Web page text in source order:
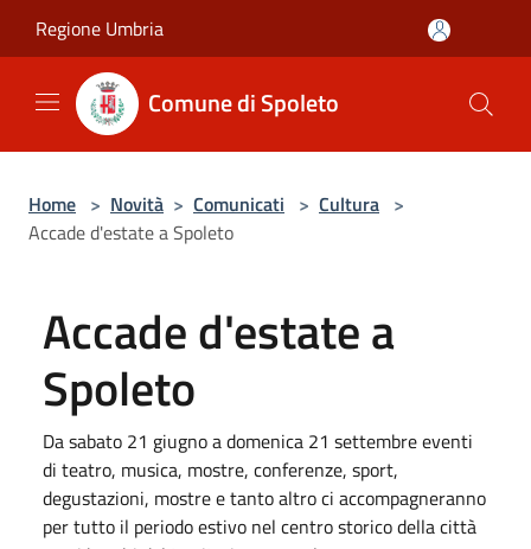
Regione Umbria
Comune di Spoleto
Home > Novità > Comunicati > Cultura >
Accade d'estate a Spoleto
Accade d'estate a
Spoleto
Da sabato 21 giugno a domenica 21 settembre eventi
di teatro, musica, mostre, conferenze, sport,
degustazioni, mostre e tanto altro ci accompagneranno
per tutto il periodo estivo nel centro storico della città